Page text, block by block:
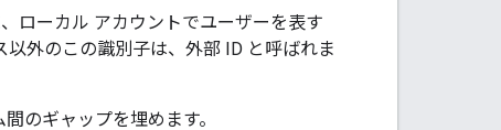
ローカル アカウントでユーザーを表す
以外のこの識別子は、外部 ID と呼ばれま
のギャップを埋めます。